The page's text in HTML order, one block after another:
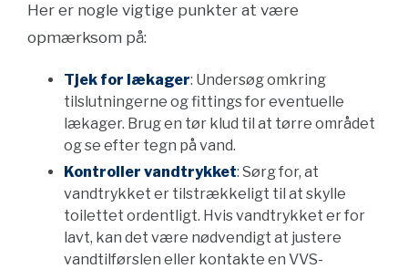
Her er nogle vigtige punkter at være
opmærksom på:
Tjek for lækager: Undersøg omkring
tilslutningerne og fittings for eventuelle
lækager. Brug en tør klud til at tørre området
og se efter tegn på vand.
Kontroller vandtrykket: Sørg for, at
vandtrykket er tilstrækkeligt til at skylle
toilettet ordentligt. Hvis vandtrykket er for
lavt, kan det være nødvendigt at justere
vandtilførslen eller kontakte en VVS-